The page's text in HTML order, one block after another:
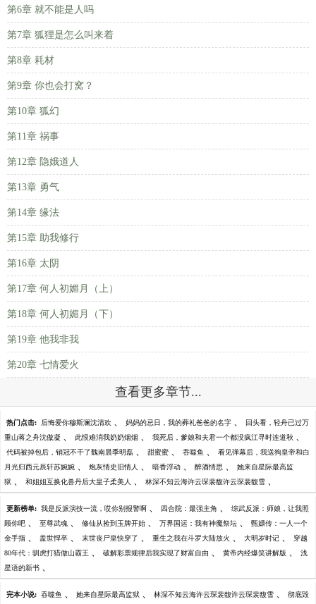
第6章 就不能是人吗
第7章 狐狸是怎么叫来着
第8章 耗材
第9章 你也会打窝？
第10章 狐幻
第11章 祸事
第12章 隐娥道人
第13章 勇气
第14章 缘法
第15章 助我修行
第16章 太阴
第17章 何人初媚月（上）
第18章 何人初媚月（下）
第19章 他我非我
第20章 七情爱火
查看更多章节...
热门点击: 后悔爱你穆斯澜沈清欢 、 妈妈的忌日，我的葬礼爸爸的名字 、 回头看，轻舟已过万
重山蒋之舟沈傲凝 、 此恨难消我奶奶烟烟 、 我死后，爹娘和夫君一个都没疯江寻时连道秋 、
代码被掉包后，销冠不干了魏南晨季明磊 、 甜蜜蜜 、 吞噬鱼 、 看见弹幕后，我送狗皇帝和白
月光归西元辰轩苏婉婉 、 炮灰情史旧情人 、 暗香浮动 、 醉酒情思 、 她来自星际最高监
狱 、 和姐姐互换化兽丹后大皇子柔美人 、 林深不知云海许云琛裴馥许云琛裴馥雪 、
更新榜单: 我是反派演技一流，哎你别报警啊 、 四合院：最强主角 、 综武反派：师娘，让我照
顾你吧 、 至尊武魂 、 修仙从捡到玉牌开始 、 万界国运：我有神魔祭坛 、 甄嬛传：一人一个
金手指 、 盖世悍卒 、 末世丧尸皇快穿了 、 重生之我在斗罗大陆放火 、 大明岁时记 、 穿越
80年代：驯虎打猎做山霸王 、 破解彩票规律后我实现了财富自由 、 黄帝内经爆笑讲解版 、 浅
星语的新书 、
完本小说: 吞噬鱼 、 她来自星际最高监狱 、 林深不知云海许云琛裴馥许云琛裴馥雪 、 彻底毁